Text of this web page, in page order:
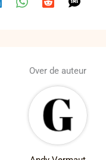
Over de auteur